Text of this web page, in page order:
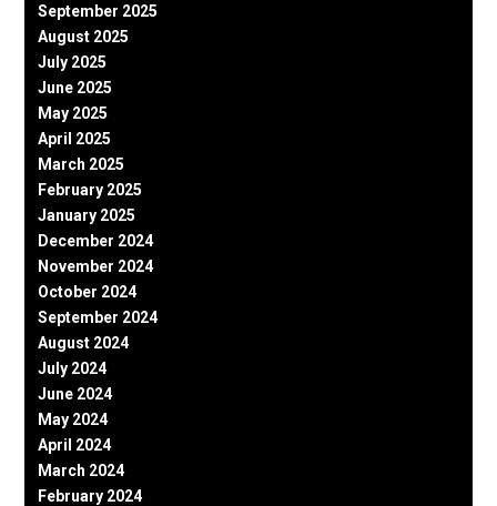
September 2025
August 2025
July 2025
June 2025
May 2025
April 2025
March 2025
February 2025
January 2025
December 2024
November 2024
October 2024
September 2024
August 2024
July 2024
June 2024
May 2024
April 2024
March 2024
February 2024